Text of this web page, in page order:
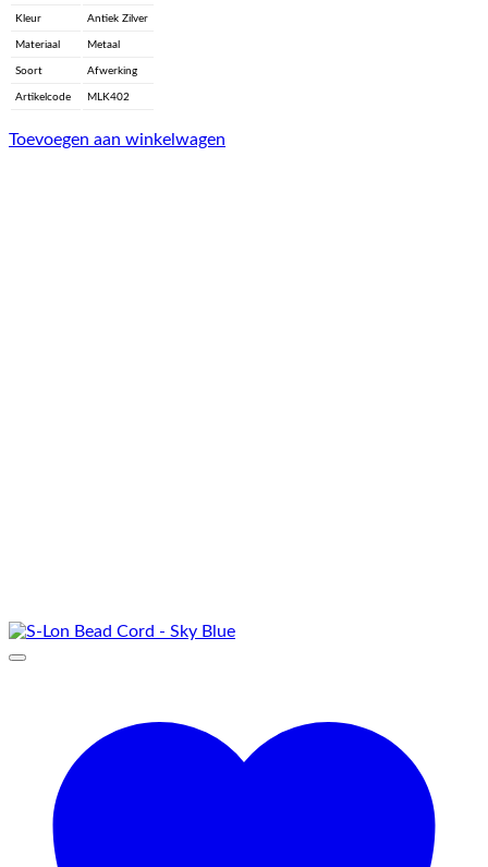
Kleur Antiek Zilver
Materiaal Metaal
Soort Afwerking
Artikelcode MLK402
Toevoegen aan winkelwagen